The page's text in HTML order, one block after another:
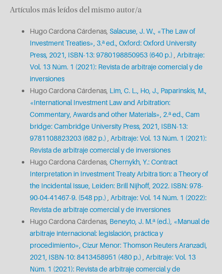
Artículos más leídos del mismo autor/a
Hugo Cardona Cárdenas, Salacuse, J. W., «The Law of
Investment Treaties», 3.ª ed., Oxford: Oxford University
Press, 2021, ISBN-13: 9780198850953 (640 p.)
Arbitraje:
Vol. 13 Núm. 1 (2021): Revista de arbitraje comercial y de
inversiones
Hugo Cardona Cárdenas, Lim, C. L., Ho, J., Paparinskis, M.,
«International Investment Law and Arbitration:
Commentary, Awards and other Materials», 2.ª ed., Cam
bridge: Cambridge University Press, 2021, ISBN-13:
9781108823203 (682 p.)
Arbitraje: Vol. 13 Núm. 1 (2021):
Revista de arbitraje comercial y de inversiones
Hugo Cardona Cárdenas, Chernykh, Y.: Contract
Interpretation in Investment Treaty Arbitra tion: a Theory of
the Incidental Issue, Leiden: Brill Nijhoff, 2022. ISBN: 978-
90-04-41467-9. (548 pp.)
Arbitraje: Vol. 14 Núm. 1 (2022):
Revista de arbitraje comercial y de inversiones
Hugo Cardona Cárdenas, Beneyto, J. M.ª (ed.), «Manual de
arbitraje internacional: legislación, práctica y
procedimiento», Cizur Menor: Thomson Reuters Aranzadi,
2021, ISBN-10: 8413458951 (480 p.)
Arbitraje: Vol. 13
Núm. 1 (2021): Revista de arbitraje comercial y de